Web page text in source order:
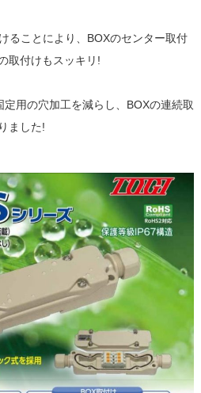
ることにより、BOXのセンター取付
取付けもスッキリ!
用の穴加工を減らし、BOXの連続取
ました!